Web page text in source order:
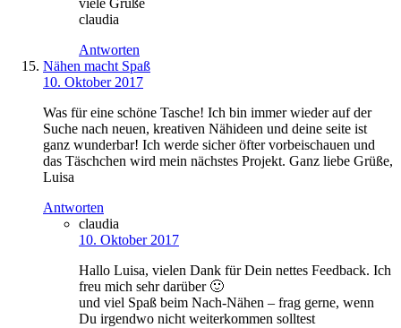
viele Grüße
claudia
Antworten
Nähen macht Spaß
10. Oktober 2017
Was für eine schöne Tasche! Ich bin immer wieder auf der
Suche nach neuen, kreativen Nähideen und deine seite ist
ganz wunderbar! Ich werde sicher öfter vorbeischauen und
das Täschchen wird mein nächstes Projekt. Ganz liebe Grüße,
Luisa
Antworten
claudia
10. Oktober 2017
Hallo Luisa, vielen Dank für Dein nettes Feedback. Ich
freu mich sehr darüber 🙂
und viel Spaß beim Nach-Nähen – frag gerne, wenn
Du irgendwo nicht weiterkommen solltest